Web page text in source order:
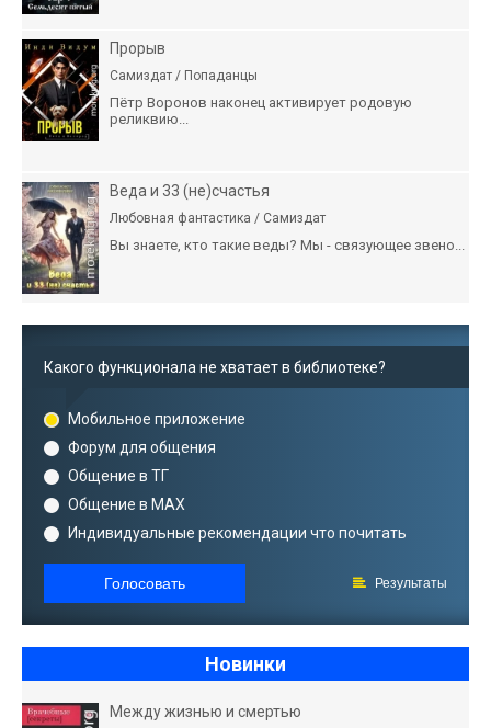
Прорыв
Самиздат / Попаданцы
Пётр Воронов наконец активирует родовую
реликвию...
Веда и 33 (не)счастья
Любовная фантастика / Самиздат
Вы знаете, кто такие веды? Мы - связующее звено...
Какого функционала не хватает в библиотеке?
Мобильное приложение
Форум для общения
Общение в ТГ
Общение в MAX
Индивидуальные рекомендации что почитать
Голосовать Результаты
Новинки
Между жизнью и смертью